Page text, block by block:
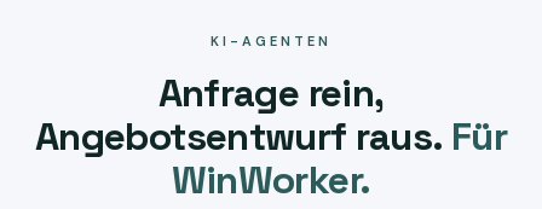
KI-AGENTEN
Anfrage rein,
Angebotsentwurf raus. Für
WinWorker.